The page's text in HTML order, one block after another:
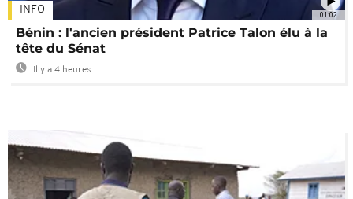
01:02
INFO
Bénin : l'ancien président Patrice Talon élu à la
tête du Sénat
Il y a 4 heures